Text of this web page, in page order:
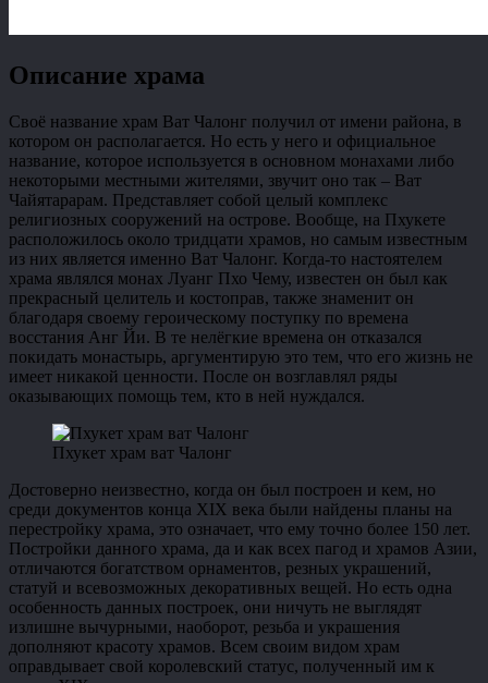
Описание храма
Своё название храм Ват Чалонг получил от имени района, в
котором он располагается. Но есть у него и официальное
название, которое используется в основном монахами либо
некоторыми местными жителями, звучит оно так – Ват
Чайятарарам. Представляет собой целый комплекс
религиозных сооружений на острове. Вообще, на Пхукете
расположилось около тридцати храмов, но самым известным
из них является именно Ват Чалонг. Когда-то настоятелем
храма являлся монах Луанг Пхо Чему, известен он был как
прекрасный целитель и костоправ, также знаменит он
благодаря своему героическому поступку по времена
восстания Анг Йи. В те нелёгкие времена он отказался
покидать монастырь, аргументирую это тем, что его жизнь не
имеет никакой ценности. После он возглавлял ряды
оказывающих помощь тем, кто в ней нуждался.
Пхукет храм ват Чалонг
Достоверно неизвестно, когда он был построен и кем, но
среди документов конца XIX века были найдены планы на
перестройку храма, это означает, что ему точно более 150 лет.
Постройки данного храма, да и как всех пагод и храмов Азии,
отличаются богатством орнаментов, резных украшений,
статуй и всевозможных декоративных вещей. Но есть одна
особенность данных построек, они ничуть не выглядят
излишне вычурными, наоборот, резьба и украшения
дополняют красоту храмов. Всем своим видом храм
оправдывает свой королевский статус, полученный им к